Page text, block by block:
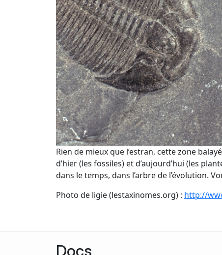
Rien de mieux que l’estran, cette zone
d’hier (les fossiles) et d’aujourd’hui (les
dans le temps, dans l’arbre de l’évolution.
Photo de ligie (lestaxinomes.org) : http://
Docs